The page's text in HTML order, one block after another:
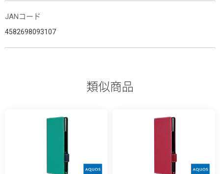
JANコード
4582698093107
類似商品